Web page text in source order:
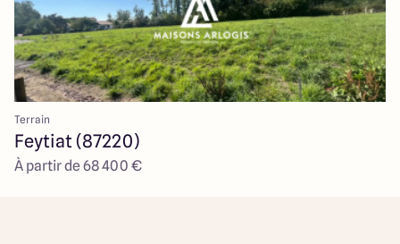
Terrain
Feytiat (87220)
À partir de 68 400 €